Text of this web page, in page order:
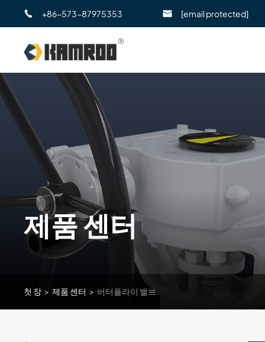
+86-573-87975353 [email protected]
제품 센터
첫 장 > 제품 센터 > 버터플라이 밸브